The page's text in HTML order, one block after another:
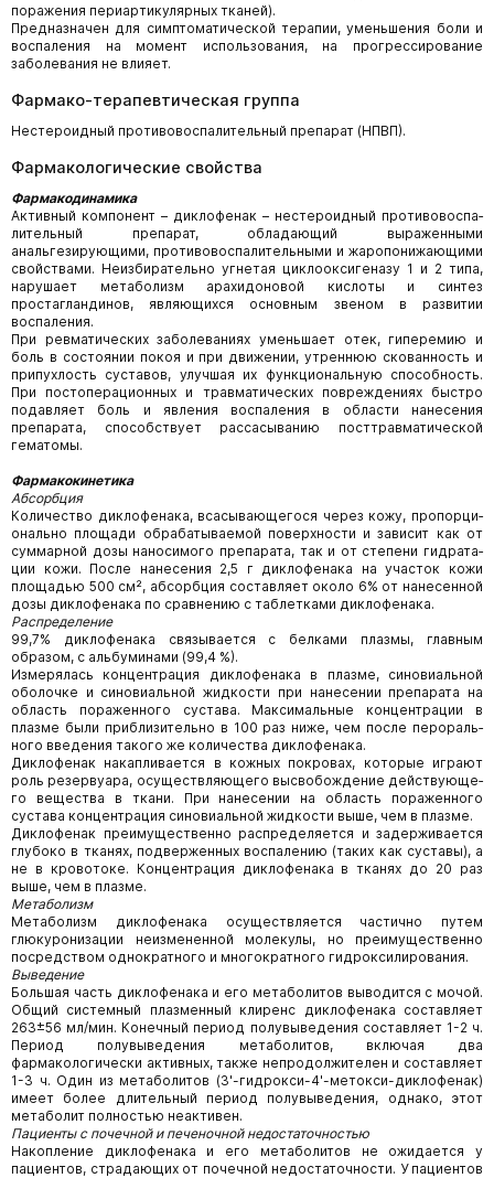
поражения периартикулярных тканей).
Предназначен для симптоматической терапии, уменьшения боли и
воспаления на момент использования, на прогрессирование
заболевания не влияет.
Фармако-терапевтическая группа
Нестероидный противовоспалительный препарат (НПВП).
Фармакологические свойства
Фармакодинамика
Активный компонент – диклофенак – нестероидный противовоспа­
лительный препарат, обладающий выраженными
анальгезирующими, противовоспалительными и жаропонижающими
свойства­ми. Неизбирательно угнетая циклооксигеназу 1 и 2 типа,
нарушает метаболизм арахидоновой кислоты и синтез
простагландинов, являющихся основным звеном в развитии
воспаления.
При ревматических заболеваниях уменьшает отек, гиперемию и
боль в состоянии покоя и при движении, утреннюю скованность и
припухлость суставов, улучшая их функциональную способность.
При постоперационных и травматических повреждениях быстро
подавляет боль и явления воспаления в области нанесения
препарата, способствует рассасыванию посттравматической
гематомы.
Фармакокинетика
Абсорбция
Количество диклофенака, всасывающегося через кожу, пропорци­
онально площади обрабатываемой поверхности и зависит как от
суммарной дозы наносимого препарата, так и от степени гидрата­
ции кожи. После нанесения 2,5 г диклофенака на участок кожи
площадью 500 см², абсорбция составляет около 6% от нанесенной
дозы диклофенака по сравнению с таблетками диклофенака.
Распределение
99,7% диклофенака связывается с белками плазмы, главным
образом, с альбуминами (99,4 %).
Измерялась концентрация диклофенака в плазме, синовиальной
оболочке и синовиальной жидкости при нанесении препарата на
область пораженного сустава. Максимальные концентрации в
плазме были приблизительно в 100 раз ниже, чем после перораль­
ного введения такого же количества диклофенака.
Диклофенак накапливается в кожных покровах, которые играют
роль резервуара, осуществляющего высвобождение действующе­
го вещества в ткани. При нанесении на область пораженного
сустава концентрация синовиальной жидкости выше, чем в плазме.
Диклофенак преимущественно распределяется и задерживается
глубоко в тканях, подверженных воспалению (таких как суставы), а
не в кровотоке. Концентрация диклофенака в тканях до 20 раз
выше, чем в плазме.
Метаболизм
Метаболизм диклофенака осуществляется частично путем
глюкуронизации неизмененной молекулы, но преимущественно
посредством однократного и многократного гидроксилирования.
Выведение
Большая часть диклофенака и его метаболитов выводится с мочой.
Общий системный плазменный клиренс диклофенака составляет
263±56 мл/мин. Конечный период полувыведения составляет 1-2 ч.
Период полувыведения метаболитов, включая два
фармакологически активных, также непродолжителен и составляет
1-3 ч. Один из метаболитов (3'-гидрокси-4'-метокси-диклофенак)
имеет более длительный период полувыведения, однако, этот
метаболит полностью неактивен.
Пациенты с почечной и печеночной недостаточностью
Накопление диклофенака и его метаболитов не ожидается у
пациентов, страдающих от почечной недостаточности. У пациен­тов